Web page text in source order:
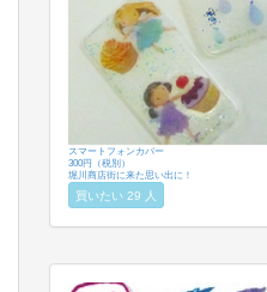
スマートフォンカバー
300円（税別）
堀川商店街に来た思い出に！
買いたい 29 人